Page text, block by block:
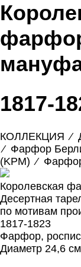
1817-
КОЛЛЕКЦИЯ ⁄
⁄ Фарфор
(KPM) ⁄
Королевская
Десертная
по мотивам
1817-1823
Фарфор,
Диаметр 24,6